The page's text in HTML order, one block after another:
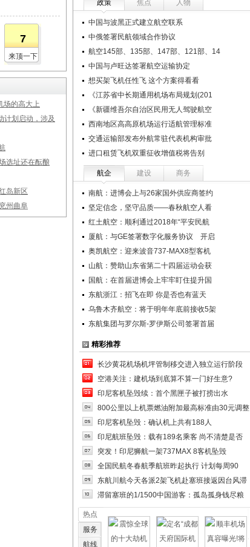
7
来顶一下
场的高大上
计划启动，涉及
选址还在酝酿
岛新区
州曲阜
政策 焦点 人物
中国与波黑正式建立航空联系
中俄签署民航领域合作协议
航空145部、135部、147部、121部、14
中国与卢旺达签署航空运输协定
想买架飞机任性飞 这个方案得看看
《江苏省中长期通用机场布局规划(201
《新疆维吾尔自治区民用无人驾驶航空
西南地区高高原机场运行适航管理标准
交通运输部发布外航常驻代表机构审批
进口租赁飞机双重征收增值税将告别
航企 建设 商务
南航：进博会上与26家国外供应商签约
坚定信念，坚守品质——春秋航空人看
红土航空：顺利通过2018年“平安民航
厦航：与GE签署数字化服务协议 开启
奥凯航空：迎来波音737-MAX8型客机
山航：赞助山东省第二十四届运动会获
国航：在首届进博会上牢牢盯住提升国
东航浙江：招飞在即 你是否也有蓝天
乌鲁木齐航空：将于明年年底前接收5架
东航集团与罗尔斯-罗伊斯公司签署首届
精彩推荐
长沙黄花机场机坪管制移交进入独立运行阶段
空港关注：建机场到底算不算一门好生意?
印尼客机坠毁续：首个黑匣子被打捞出水
800公里以上机票燃油附加最高标准由30元调整
印尼客机坠毁：确认机上共有188人
印尼航班坠毁：载有189名乘客 尚不清楚是否
突发！印尼狮航一架737MAX 8客机坠毁
全国民航冬春航季航班昨起执行 计划每周90
东航川航今天各派2架飞机赴塞班接返因台风滞
滞留塞班的1/1500中国游客：孤岛孤身钱尽粮
热点
服务
航线